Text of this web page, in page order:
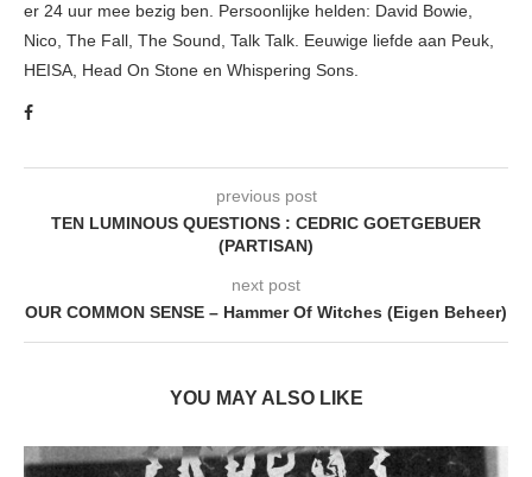
er 24 uur mee bezig ben. Persoonlijke helden: David Bowie,
Nico, The Fall, The Sound, Talk Talk. Eeuwige liefde aan Peuk,
HEISA, Head On Stone en Whispering Sons.
previous post
TEN LUMINOUS QUESTIONS : CEDRIC GOETGEBUER
(PARTISAN)
next post
OUR COMMON SENSE – Hammer Of Witches (Eigen Beheer)
YOU MAY ALSO LIKE